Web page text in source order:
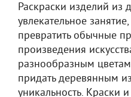
Раскраски изделий из
увлекательное
превратить обычные
произведения
разнообразным
придать деревянным
уникальность. Краски